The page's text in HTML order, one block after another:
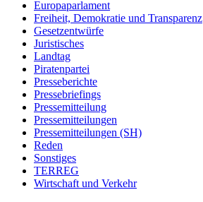
Europaparlament
Freiheit, Demokratie und Transparenz
Gesetzentwürfe
Juristisches
Landtag
Piratenpartei
Presseberichte
Pressebriefings
Pressemitteilung
Pressemitteilungen
Pressemitteilungen (SH)
Reden
Sonstiges
TERREG
Wirtschaft und Verkehr